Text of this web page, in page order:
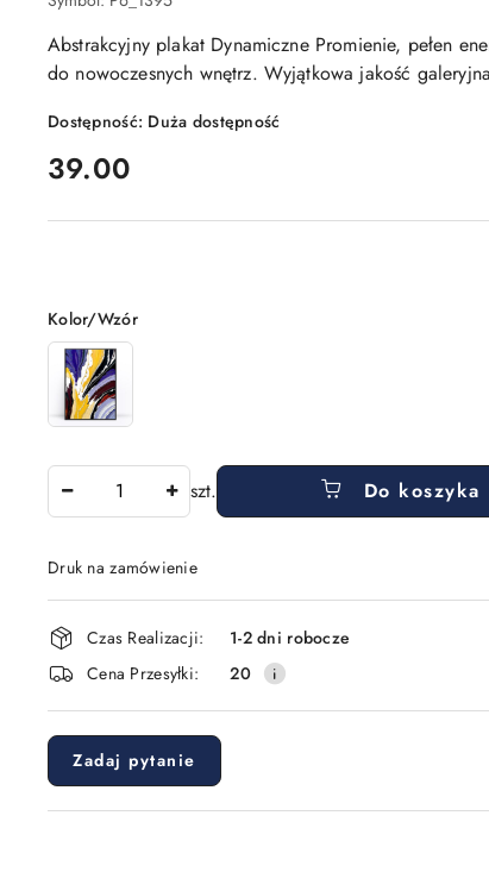
Abstrakcyjny plakat Dynamiczne Promienie, pełen
do nowoczesnych wnętrz. Wyjątkowa jakość
Dostępność: Duża dostępność
cena:
39.00
Wariant
Kolor/Wzór
szt. Do koszyka
Druk na zamówienie
Dostępność
i
dostawa
Czas Realizacji:
1-2 dni robocze
Cena Przesyłki:
20
Zadaj pytanie